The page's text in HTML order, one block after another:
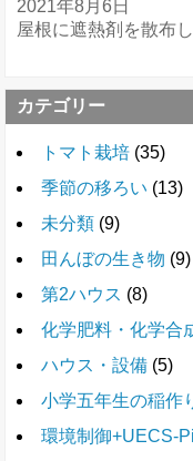
2021年8月6日
屋根に遮熱剤を散布
カテゴリー
トマト栽培 (35)
季節の移ろい (13)
未分類 (9)
田んぼの生き物 (9)
第2ハウス (8)
化学肥料・化学合
ハウス・設備 (5)
小学五年生の稲作
環境制御+UECS-Pi